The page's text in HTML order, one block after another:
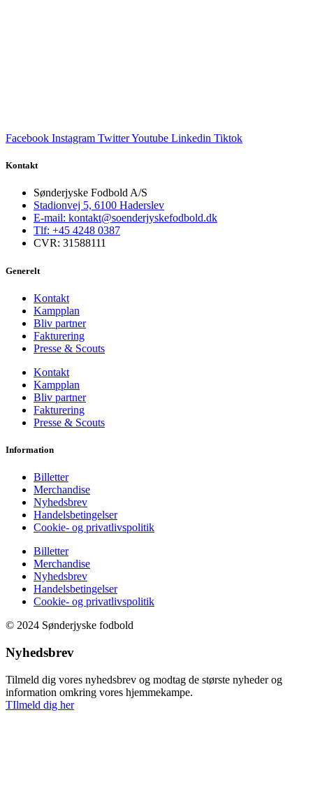
Facebook Instagram TwitterYoutube Linkedin Tiktok
Kontakt
Sønderjyske Fodbold A/S
Stadionvej 5, 6100 Haderslev
E-mail: kontakt@soenderjyskefodbold.dk
Tlf: +45 4248 0387
CVR: 31588111
Generelt
Kontakt
Kampplan
Bliv partner
Fakturering
Presse & Scouts
Kontakt
Kampplan
Bliv partner
Fakturering
Presse & Scouts
Information
Billetter
Merchandise
Nyhedsbrev
Handelsbetingelser
Cookie- og privatlivspolitik
Billetter
Merchandise
Nyhedsbrev
Handelsbetingelser
Cookie- og privatlivspolitik
© 2024 Sønderjyske fodbold
Nyhedsbrev
Tilmeld dig vores nyhedsbrev og modtag de største nyheder og
information omkring vores hjemmekampe.
TIlmeld dig her